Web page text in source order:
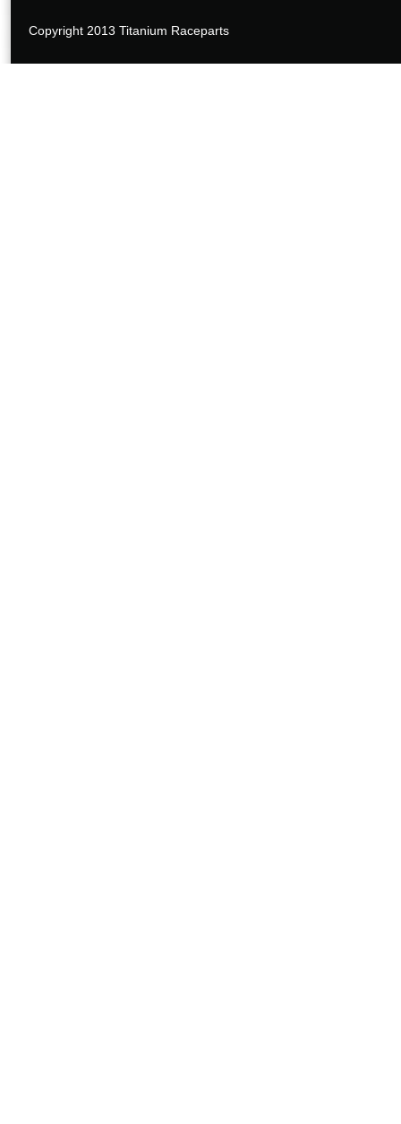
Copyright 2013 Titanium Raceparts